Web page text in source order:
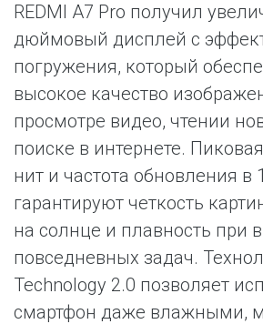
REDMI A7 Pro получил
дюймовый дисплей с
погружения, который
высокое качество
просмотре видео, чтении
поиске в интернете.
нит и частота обновления в
гарантируют четкость
на солнце и плавность при
повседневных задач.
Technology 2.0 позволяет
смартфон даже влажными,